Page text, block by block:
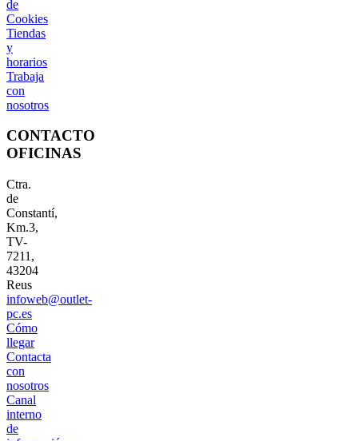
de
Cookies
Tiendas
y
horarios
Trabaja
con
nosotros
CONTACTO
OFICINAS
Ctra.
de
Constantí,
Km.3,
TV-
7211,
43204
Reus
infoweb@outlet-
pc.es
Cómo
llegar
Contacta
con
nosotros
Canal
interno
de